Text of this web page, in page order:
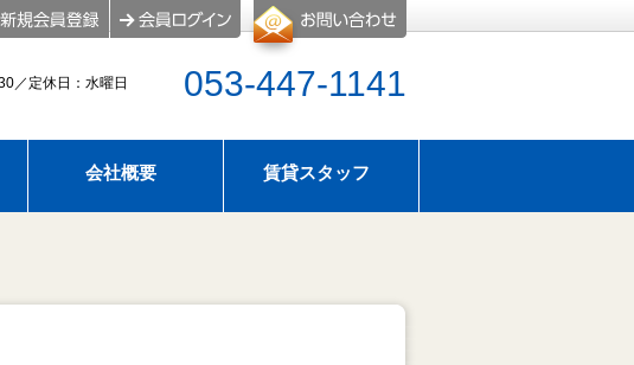
053-447-1141
／定休日：水曜日
会社概要 賃貸スタッフ